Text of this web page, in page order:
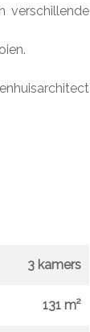
verschillende
3 kamers
131 m²